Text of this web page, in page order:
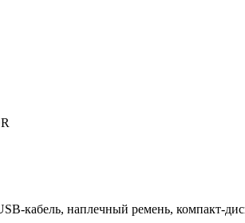
кабель, наплечный ремень, компакт-